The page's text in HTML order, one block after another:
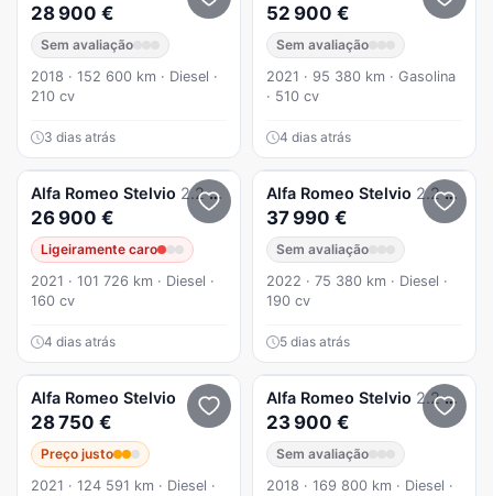
28 900 €
Sem avaliação
2018 · 152 600 km · Diesel ·
210 cv
3 dias atrás
52 900 €
Sem avaliação
2021 · 95 380 km · Gasolina
· 510 cv
4 dias atrás
Alfa Romeo Stelvio 2.2 D AT8
26 900 €
Ligeiramente caro
2021 · 101 726 km · Diesel ·
160 cv
4 dias atrás
Alfa Romeo Stelvio 2.2 D Sprint Q4 AT8
37 990 €
Sem avaliação
2022 · 75 380 km · Diesel ·
190 cv
5 dias atrás
Alfa Romeo Stelvio
28 750 €
Preço justo
2021 · 124 591 km · Diesel ·
Alfa Romeo Stelvio 2.2 16V AT8 Executive
23 900 €
Sem avaliação
2018 · 169 800 km · Diesel ·